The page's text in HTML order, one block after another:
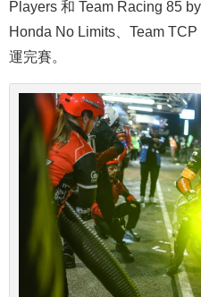
Players 和 Team Racing 85
Honda No Limits、Team
運完賽。